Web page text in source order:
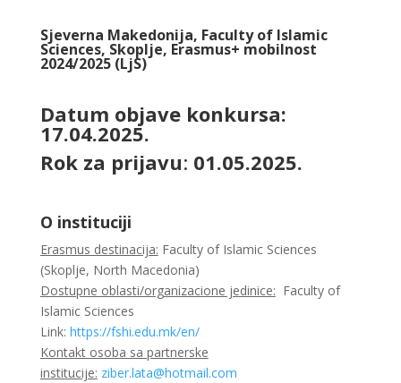
Sjeverna Makedonija, Faculty of Islamic
Sciences, Skoplje, Erasmus+ mobilnost
2024/2025 (LjS)
Datum objave konkursa:
17.04.2025.
Rok za prijavu: 01.05.2025.
O instituciji
Erasmus destinacija: Faculty of Islamic Sciences
(Skoplje, North Macedonia)
Dostupne oblasti/organizacione jedinice: Faculty of
Islamic Sciences
Link: https://fshi.edu.mk/en/
Kontakt osoba sa partnerske
institucije: ziber.lata@hotmail.com